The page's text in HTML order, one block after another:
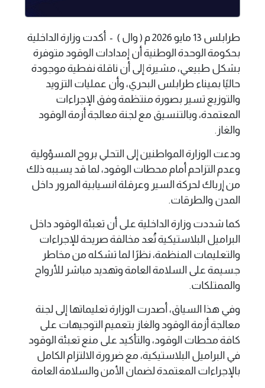
طرابلس 13 مايو 2026 م ( وال ) - أكدت وزارة الداخلية
بحكومة الوحدة الوطنية أن إمدادات الوقود متوفرة
بشكل طبيعي، مشيرة إلى أن ناقلة نفطية موجودة
حاليًا بميناء طرابلس البحري، وأن عمليات التزويد
والتوزيع تسير بصورة منتظمة وفق الإجراءات
المعتمدة، وبالتنسيق مع لجنة معالجة أزمة الوقود
والغاز.
ودعت الوزارة المواطنين إلى التحلي بروح المسؤولية
وعدم التزاحم أمام محطات الوقود، لما قد يسببه ذلك
من إرباك لحركة السير وعرقلة انسيابية المرور داخل
المدن والطرقات.
كما شددت وزارة الداخلية على أن تعبئة الوقود داخل
البراميل البلاستيكية تُعد مخالفة صريحة للإجراءات
والتعليمات المنظمة، نظرًا لما تشكله من مخاطر
جسيمة على السلامة العامة وتهديد مباشر للأرواح
والممتلكات.
وفي هذا السياق، أصدرت الوزارة تعليماتها إلى لجنة
معالجة أزمة الوقود والغاز بتعميم التوجيهات على
كافة محطات الوقود، والتأكيد على منع تعبئة الوقود
في البراميل البلاستيكية، مع ضرورة الالتزام الكامل
بالإجراءات المعتمدة لضمان الأمن والسلامة العامة